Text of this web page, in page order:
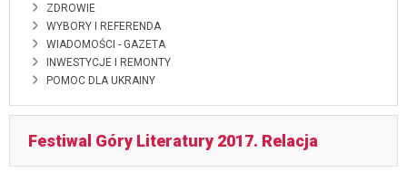
ZDROWIE
WYBORY I REFERENDA
WIADOMOŚCI - GAZETA
INWESTYCJE I REMONTY
POMOC DLA UKRAINY
Festiwal Góry Literatury 2017. Relacja